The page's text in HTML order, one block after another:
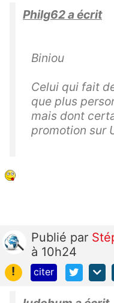
Philg62 a écrit
Biniou
Celui qui fait
que plus
mais dont
promotion sur
Publié par
à 10h24
!
citer